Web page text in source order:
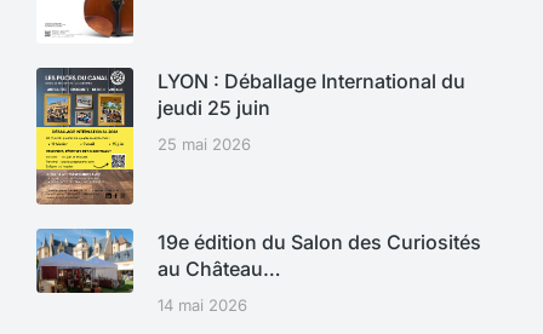
LYON : Déballage International du
jeudi 25 juin
25 mai 2026
19e édition du Salon des Curiosités
au Château…
14 mai 2026